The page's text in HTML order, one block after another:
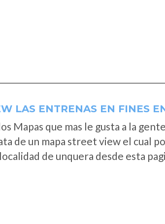
LAS ENTRENAS EN FINES
Mapas que mas le gusta a la
de un mapa street view el cual
de unquera desde esta